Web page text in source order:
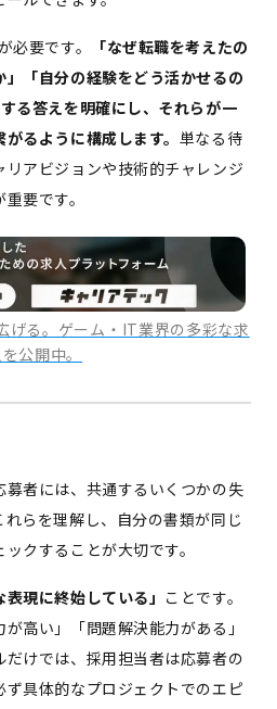
必要です。
「なぜ転職を考えたの
「自分の経験をどう活かせるの
る答えを明確にし、それらが一
るように構成します。 単なる待
アビジョンや技術的チャレンジ
要です。
げる。ゲーム・IT業界の多彩な求
公開中。
者には、共通するいくつかの失
らを理解し、自分の書類が同じ
クすることが大切です。
表現に終始している」 ことです。
が高い」「問題解決能力がある」
けでは、採用担当者は応募者の
具体的なプロジェクトでのエピ